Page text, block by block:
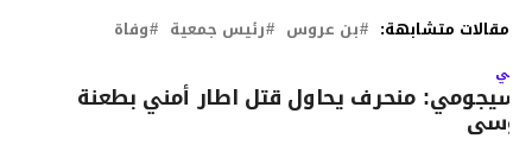
مقالات متشابهة: بن عروس رئيس جمعية وفاة
منحرف يحاول قتل اطار أمني بطعنة